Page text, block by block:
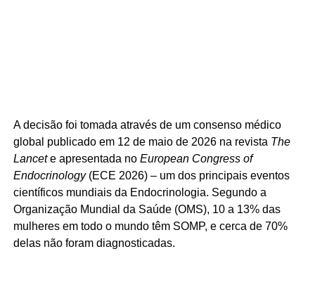
A decisão foi tomada através de um consenso médico
global publicado em 12 de maio de 2026 na revista The
Lancete apresentada no European Congress of
Endocrinology(ECE 2026) – um dos principais eventos
científicos mundiais da Endocrinologia. Segundo a
Organização Mundial da Saúde (OMS), 10 a 13% das
mulheres em todo o mundo têm SOMP, e cerca de 70%
delas não foram diagnosticadas.